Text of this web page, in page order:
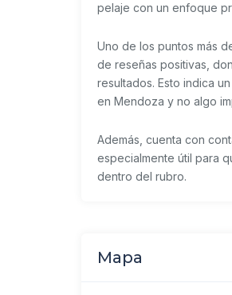
pelaje con un enfoque
Uno de los puntos más
de reseñas positivas,
resultados. Esto indica
en Mendoza y no algo
Además, cuenta con
especialmente útil para
dentro del rubro.
Mapa